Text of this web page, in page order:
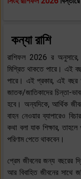
কন্যা রাশি
রাশিফল 2026 র অনুসারে,
মিশ্রিত থাকতে পারে। এই
পারে। এই প্রকার, এই বছর
জাতক/জাতিকাদের চিন্তা-
হবে। অন্যদিকে, আর্থিক
বাহন নেওয়ার ব্যাপারেও
কথা বলা যাক শিক্ষার, তাহলে
পরিণাম পেতে থাকবেন।
প্রেম জীবনের জন্য বছরের
আর বিবাহিত জীবনের সাথে